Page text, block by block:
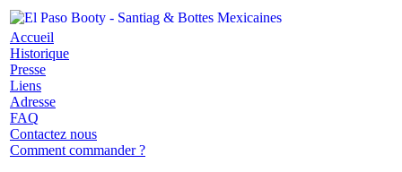
Accueil
Historique
Presse
Liens
Adresse
FAQ
Contactez nous
Comment commander ?